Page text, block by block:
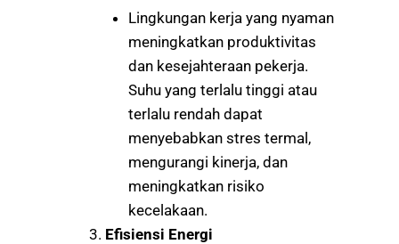
Lingkungan kerja yang nyaman
meningkatkan produktivitas
dan kesejahteraan pekerja.
Suhu yang terlalu tinggi atau
terlalu rendah dapat
menyebabkan stres termal,
mengurangi kinerja, dan
meningkatkan risiko
kecelakaan.
Efisiensi Energi